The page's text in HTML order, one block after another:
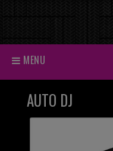
MENU
AUTO DJ